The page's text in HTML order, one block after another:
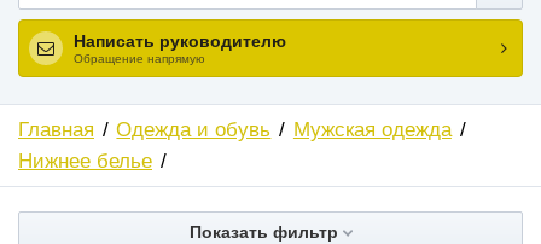
Написать руководителю
Обращение напрямую
Главная Одежда и обувь
Мужская одежда
Нижнее белье
Показать фильтр